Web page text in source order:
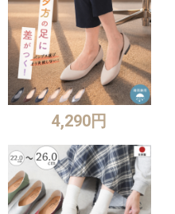
4,290円